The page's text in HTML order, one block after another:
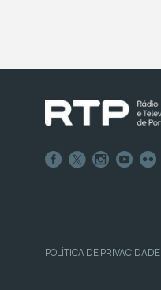
POLÍTICA DE PRIVACIDADE